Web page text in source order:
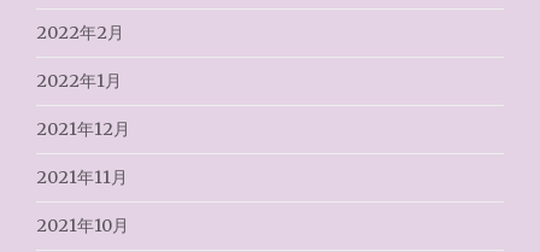
2022年2月
2022年1月
2021年12月
2021年11月
2021年10月